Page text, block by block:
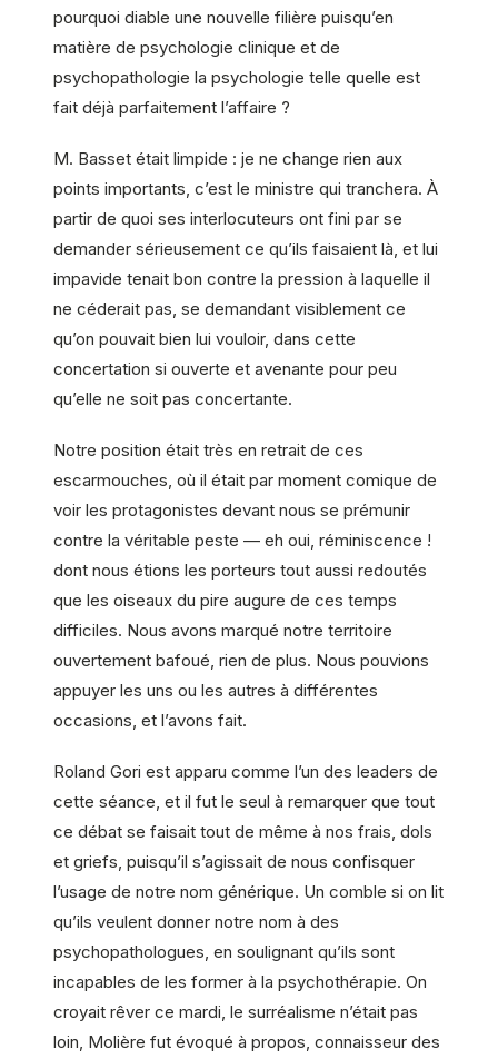
pourquoi diable une nouvelle filière puisqu’en
matière de psychologie clinique et de
psychopathologie la psychologie telle quelle est
fait déjà parfaitement l’affaire ?
M. Basset était limpide : je ne change rien aux
points importants, c’est le ministre qui tranchera. À
partir de quoi ses interlocuteurs ont fini par se
demander sérieusement ce qu’ils faisaient là, et lui
impavide tenait bon contre la pression à laquelle il
ne céderait pas, se demandant visiblement ce
qu’on pouvait bien lui vouloir, dans cette
concertation si ouverte et avenante pour peu
qu’elle ne soit pas concertante.
Notre position était très en retrait de ces
escarmouches, où il était par moment comique de
voir les protagonistes devant nous se prémunir
contre la véritable peste — eh oui, réminiscence !
dont nous étions les porteurs tout aussi redoutés
que les oiseaux du pire augure de ces temps
difficiles. Nous avons marqué notre territoire
ouvertement bafoué, rien de plus. Nous pouvions
appuyer les uns ou les autres à différentes
occasions, et l’avons fait.
Roland Gori est apparu comme l’un des leaders de
cette séance, et il fut le seul à remarquer que tout
ce débat se faisait tout de même à nos frais, dols
et griefs, puisqu’il s’agissait de nous confisquer
l’usage de notre nom générique. Un comble si on lit
qu’ils veulent donner notre nom à des
psychopathologues, en soulignant qu’ils sont
incapables de les former à la psychothérapie. On
croyait rêver ce mardi, le surréalisme n’était pas
loin, Molière fut évoqué à propos, connaisseur des